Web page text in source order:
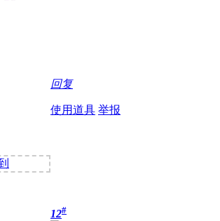
回复
使用道具 举报
12#